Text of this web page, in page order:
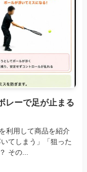
レーで足が止まる
利用して商品を紹介
てしまう」「狙った
その...